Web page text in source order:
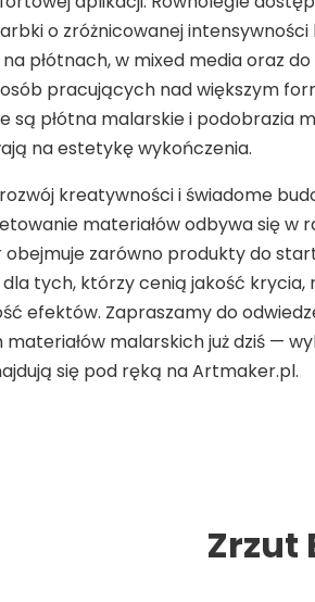
o zróżnicowanej intensywności
płótnach, w mixed media oraz
pracujących nad większym
są płótna malarskie i podobrazia
na estetykę wykończenia.
kreatywności i świadome
materiałów odbywa się w
zarówno produkty do
tych, którzy cenią jakość krycia,
efektów. Zapraszamy do
malarskich już dziś —
się pod ręką na Artmaker.pl.
Zrzut